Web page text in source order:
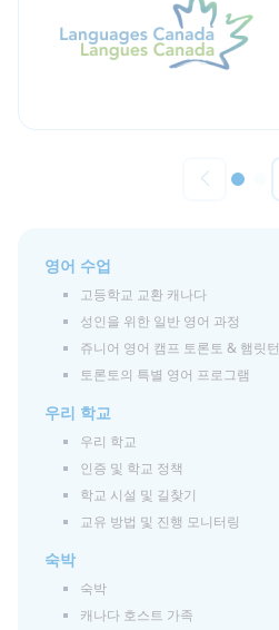
영어 수업
고등학교 교환 캐나다
성인을 위한 일반 영어 과정
쥬니어 영어 캠프 토론토 & 햄릿턴
토론토의 특별 영어 프로그램
우리 학교
우리 학교
인증 및 학교 정책
학교 시설 및 길찾기
교유 방법 및 진행 모니터링
숙박
숙박
캐나다 호스트 가족